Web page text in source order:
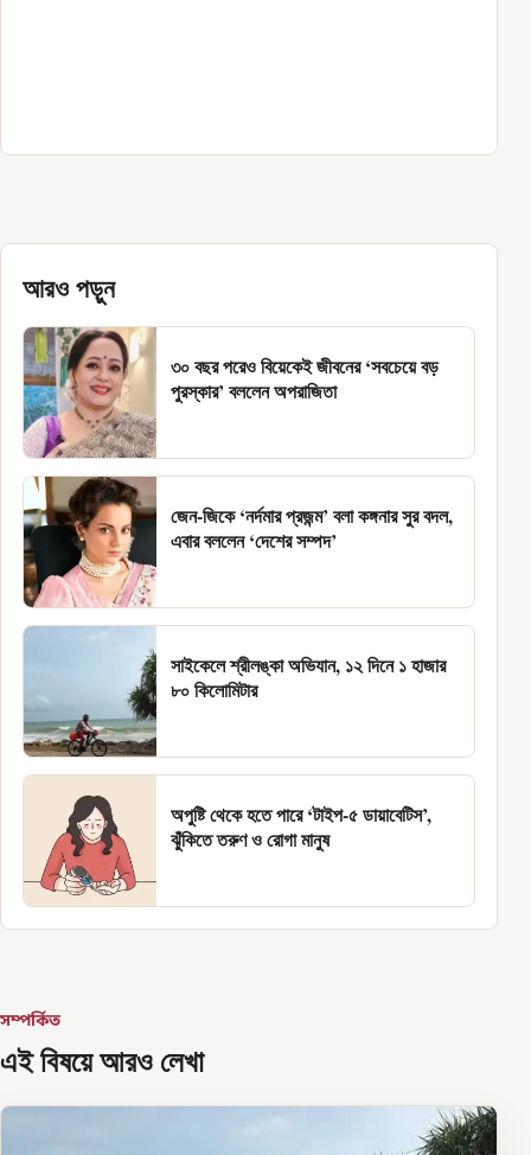
আরও পড়ুন
৩০ বছর পরেও বিয়েকেই জীবনের ‘সবচেয়ে বড়
পুরস্কার’ বললেন অপরাজিতা
জেন-জিকে ‘নর্দমার প্রজন্ম’ বলা কঙ্গনার সুর বদল,
এবার বললেন ‘দেশের সম্পদ’
সাইকেলে শ্রীলঙ্কা অভিযান, ১২ দিনে ১ হাজার
৮০ কিলোমিটার
অপুষ্টি থেকে হতে পারে ‘টাইপ-৫ ডায়াবেটিস’,
ঝুঁকিতে তরুণ ও রোগা মানুষ
সম্পর্কিত
এই বিষয়ে আরও লেখা